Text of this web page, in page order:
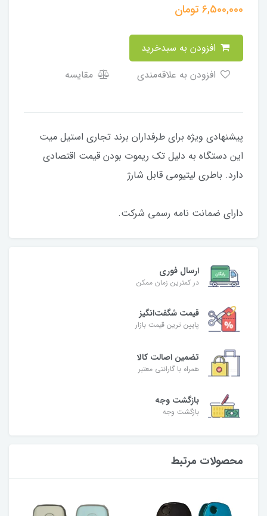
6,500,000تومان
مقایسه
پیشنهادی ویژه برای طرفداران برند تجاری استیل میت
این دستگاه به دلیل تک ریموت بودن قیمت اقتصادی
دارد. باطری لیتیومی قابل شارژ
دارای ضمانت نامه رسمی شرکت.
ارسال فوری
در کمترین زمان ممکن
قیمت شگفت‌انگیز
پایین ترین قیمت بازار
تضمین اصالت کالا
همراه با گارانتی معتبر
بازگشت وجه
بازگشت وجه
محصولات مرتبط